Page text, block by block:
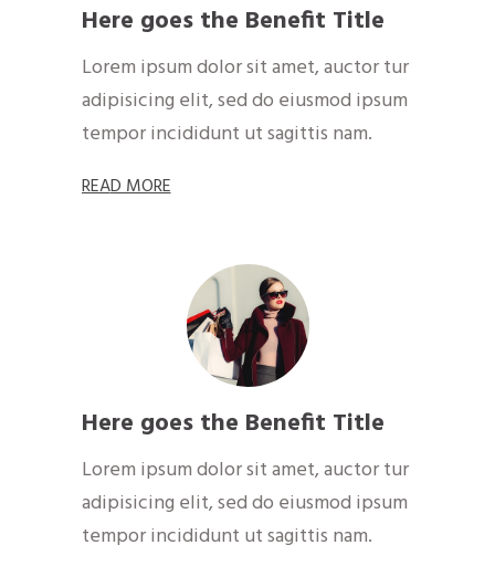
Here goes the Benefit Title
Lorem ipsum dolor sit amet, auctor tur
adipisicing elit, sed do eiusmod ipsum
tempor incididunt ut sagittis nam.
RE​A​D MOR​​​​​E
Here goes the Benefit Title
Lorem ipsum dolor sit amet, auctor tur
adipisicing elit, sed do eiusmod ipsum
tempor incididunt ut sagittis nam.